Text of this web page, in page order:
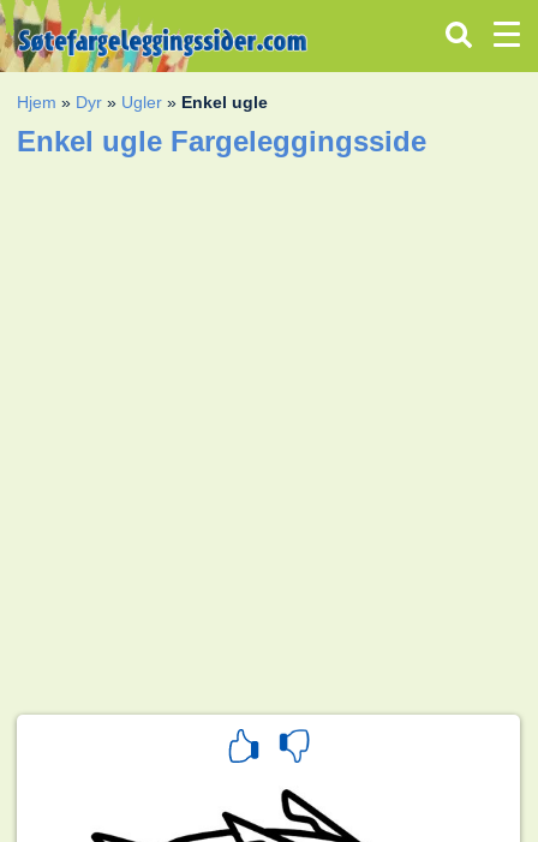
Hjem » Dyr » Ugler » Enkel ugle
Enkel ugle Fargeleggingsside